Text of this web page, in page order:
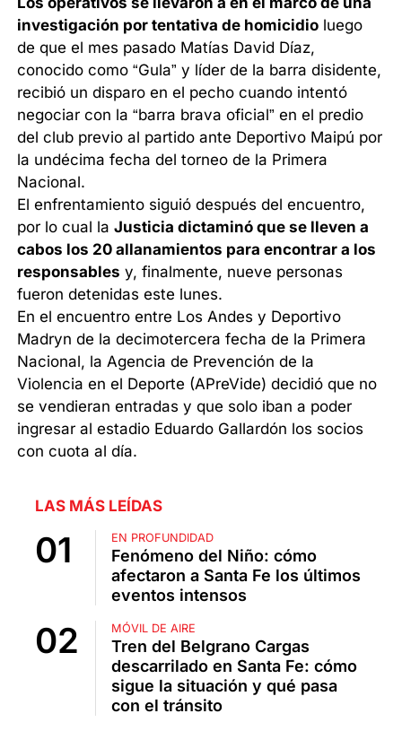
investigación por tentativa de homicidio luego
de que el mes pasado Matías David Díaz,
conocido como “Gula” y líder de la barra disidente,
recibió un disparo en el pecho cuando intentó
negociar con la “barra brava oficial” en el predio
del club previo al partido ante Deportivo Maipú por
la undécima fecha del torneo de la Primera
Nacional.
El enfrentamiento siguió después del encuentro,
por lo cual laJusticia dictaminó que se lleven a
cabos los 20 allanamientos para encontrar a los
responsables y, finalmente, nueve personas
fueron detenidas este lunes.
En el encuentro entre Los Andes y Deportivo
Madryn de la decimotercera fecha de la Primera
Nacional, la Agencia de Prevención de la
Violencia en el Deporte (APreVide) decidió que no
se vendieran entradas y que solo iban a poder
ingresar al estadio Eduardo Gallardón los socios
con cuota al día.
LAS MÁS LEÍDAS
EN PROFUNDIDAD
Fenómeno del Niño: cómo
afectaron a Santa Fe los últimos
eventos intensos
MÓVIL DE AIRE
Tren del Belgrano Cargas
descarrilado en Santa Fe: cómo
sigue la situación y qué pasa
con el tránsito